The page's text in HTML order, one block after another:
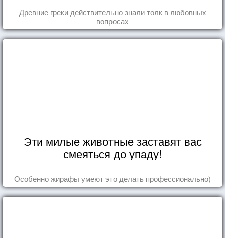
Древние греки действительно знали толк в любовных
вопросах
Эти милые животные заставят вас
смеяться до упаду!
Особенно жирафы умеют это делать профессионально)